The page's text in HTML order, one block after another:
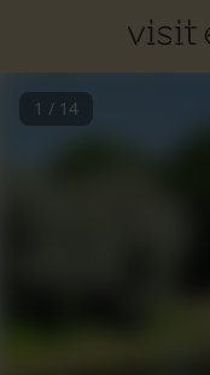
1 / 14